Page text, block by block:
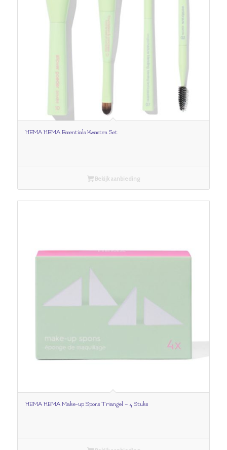
HEMA HEMA Essentials Kwasten Set
Bekijk aanbieding
HEMA HEMA Make-up Spons Triangel – 4 Stuks